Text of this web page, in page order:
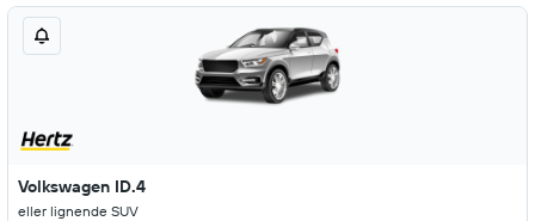
Volkswagen ID.4
eller lignende SUV